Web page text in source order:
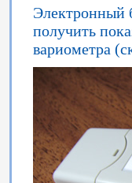
Электронный
получить
вариометра